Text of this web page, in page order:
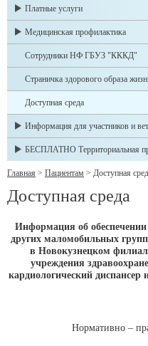
Платные услуги
Медицинская профилактика
Сотрудники НФ ГБУЗ "КККД"
Страничка здорового образа
Доступная среда
Информация для участников и
БЕСПЛАТНО Территориальная
Главная > Пациентам > Доступная
Доступная среда
Информация об
других маломобильных
в Новокузнецком
учреждения
кардиологический
Нормативно –